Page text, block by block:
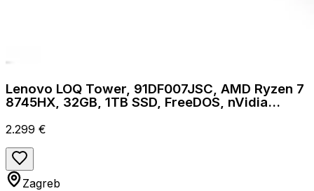
Lenovo LOQ Tower, 91DF007JSC, AMD Ryzen 7
8745HX, 32GB, 1TB SSD, FreeDOS, nVidia
2.299 €
Zagreb